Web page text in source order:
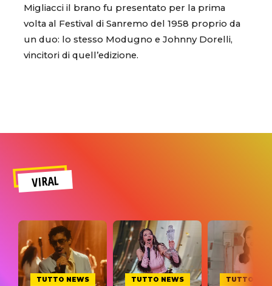
Migliacci il brano fu presentato per la prima
volta al Festival di Sanremo del 1958 proprio da
un duo: lo stesso Modugno e Johnny Dorelli,
vincitori di quell’edizione.
VIRAL
TUTTO NEWS TUTTO NEWS TUTTO